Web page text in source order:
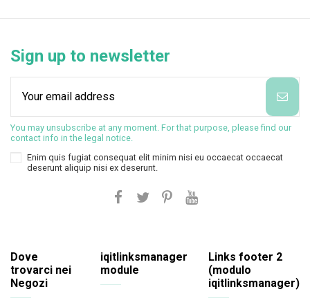
Sign up to newsletter
You may unsubscribe at any moment. For that purpose, please find our
contact info in the legal notice.
Enim quis fugiat consequat elit minim nisi eu occaecat occaecat
deserunt aliquip nisi ex deserunt.
Dove
trovarci nei
Negozi
iqitlinksmanager
module
Links footer 2
(modulo
iqitlinksmanager)